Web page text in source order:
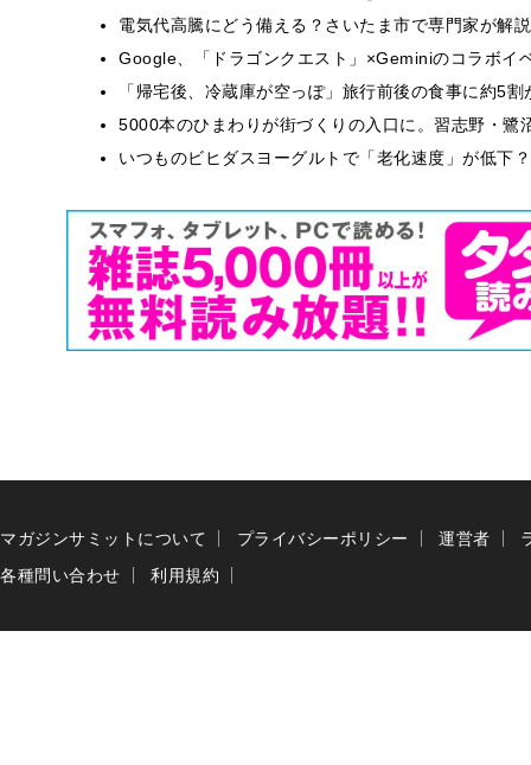
電気代高騰にどう備える？さいたま市で専門家が解
Google、「ドラゴンクエスト」×Geminiのコラボイ
「帰宅後、冷蔵庫が空っぽ」旅行前後の食事に約5
5000本のひまわりが街づくりの入口に。習志野・
いつものビヒダスヨーグルトで「老化速度」が低
マガジンサミットについて プライバシーポリシー 運営者
各種問い合わせ
利用規約